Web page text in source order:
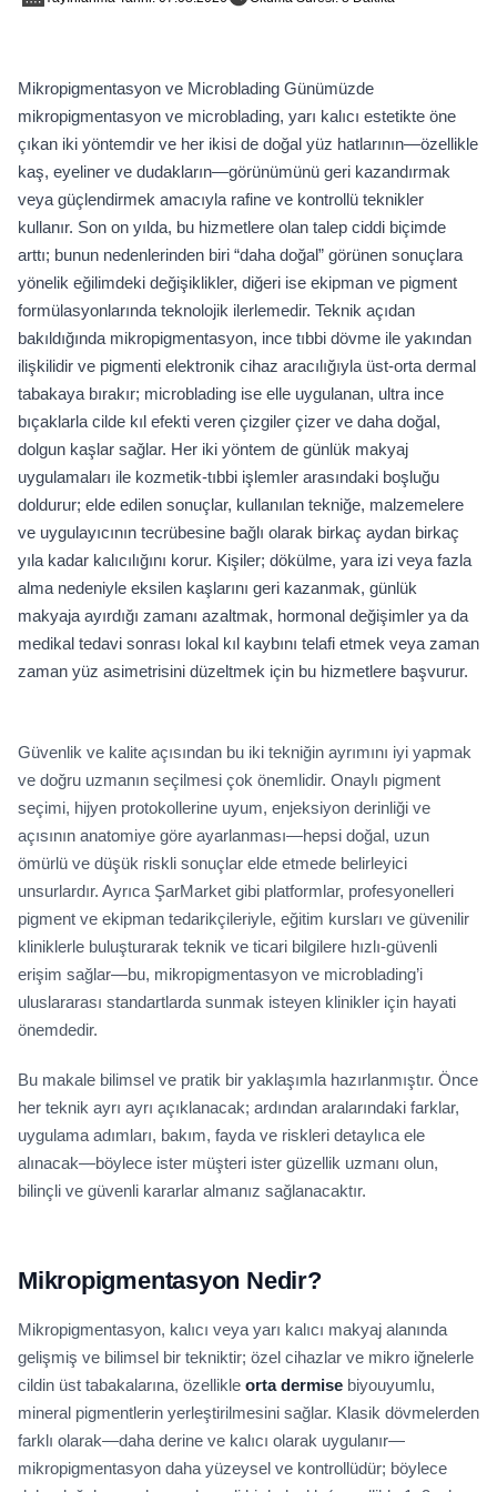
Mikropigmentasyon ve Microblading Günümüzde
mikropigmentasyon ve microblading, yarı kalıcı estetikte öne
çıkan iki yöntemdir ve her ikisi de doğal yüz hatlarının—özellikle
kaş, eyeliner ve dudakların—görünümünü geri kazandırmak
veya güçlendirmek amacıyla rafine ve kontrollü teknikler
kullanır. Son on yılda, bu hizmetlere olan talep ciddi biçimde
arttı; bunun nedenlerinden biri “daha doğal” görünen sonuçlara
yönelik eğilimdeki değişiklikler, diğeri ise ekipman ve pigment
formülasyonlarında teknolojik ilerlemedir. Teknik açıdan
bakıldığında mikropigmentasyon, ince tıbbi dövme ile yakından
ilişkilidir ve pigmenti elektronik cihaz aracılığıyla üst-orta dermal
tabakaya bırakır; microblading ise elle uygulanan, ultra ince
bıçaklarla cilde kıl efekti veren çizgiler çizer ve daha doğal,
dolgun kaşlar sağlar. Her iki yöntem de günlük makyaj
uygulamaları ile kozmetik-tıbbi işlemler arasındaki boşluğu
doldurur; elde edilen sonuçlar, kullanılan tekniğe, malzemelere
ve uygulayıcının tecrübesine bağlı olarak birkaç aydan birkaç
yıla kadar kalıcılığını korur. Kişiler; dökülme, yara izi veya fazla
alma nedeniyle eksilen kaşlarını geri kazanmak, günlük
makyaja ayırdığı zamanı azaltmak, hormonal değişimler ya da
medikal tedavi sonrası lokal kıl kaybını telafi etmek veya zaman
zaman yüz asimetrisini düzeltmek için bu hizmetlere başvurur.
Güvenlik ve kalite açısından bu iki tekniğin ayrımını iyi yapmak
ve doğru uzmanın seçilmesi çok önemlidir. Onaylı pigment
seçimi, hijyen protokollerine uyum, enjeksiyon derinliği ve
açısının anatomiye göre ayarlanması—hepsi doğal, uzun
ömürlü ve düşük riskli sonuçlar elde etmede belirleyici
unsurlardır. Ayrıca ŞarMarket gibi platformlar, profesyonelleri
pigment ve ekipman tedarikçileriyle, eğitim kursları ve güvenilir
kliniklerle buluşturarak teknik ve ticari bilgilere hızlı-güvenli
erişim sağlar—bu, mikropigmentasyon ve microblading’i
uluslararası standartlarda sunmak isteyen klinikler için hayati
önemdedir.
Bu makale bilimsel ve pratik bir yaklaşımla hazırlanmıştır. Önce
her teknik ayrı ayrı açıklanacak; ardından aralarındaki farklar,
uygulama adımları, bakım, fayda ve riskleri detaylıca ele
alınacak—böylece ister müşteri ister güzellik uzmanı olun,
bilinçli ve güvenli kararlar almanız sağlanacaktır.
Mikropigmentasyon Nedir?
Mikropigmentasyon, kalıcı veya yarı kalıcı makyaj alanında
gelişmiş ve bilimsel bir tekniktir; özel cihazlar ve mikro iğnelerle
cildin üst tabakalarına, özellikle orta dermise biyouyumlu,
mineral pigmentlerin yerleştirilmesini sağlar. Klasik dövmelerden
farklı olarak—daha derine ve kalıcı olarak uygulanır—
mikropigmentasyon daha yüzeysel ve kontrollüdür; böylece